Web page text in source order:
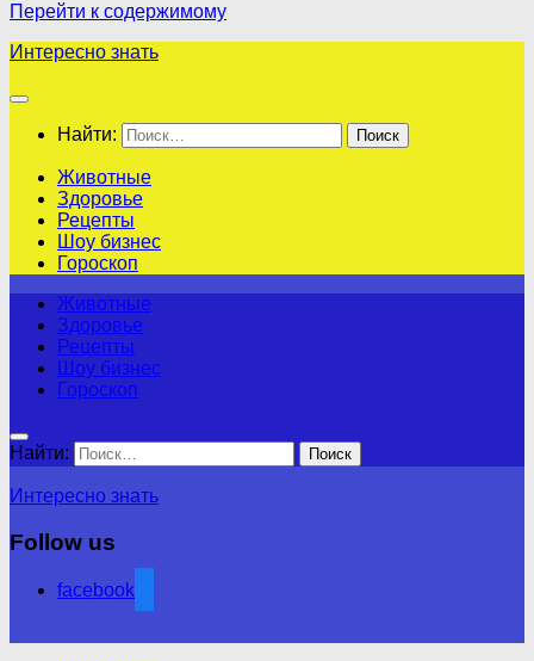
Перейти к содержимому
Интересно знать
Найти:
Животные
Здоровье
Рецепты
Шоу бизнес
Гороскоп
Животные
Здоровье
Рецепты
Шоу бизнес
Гороскоп
Найти:
Интересно знать
Follow us
facebook